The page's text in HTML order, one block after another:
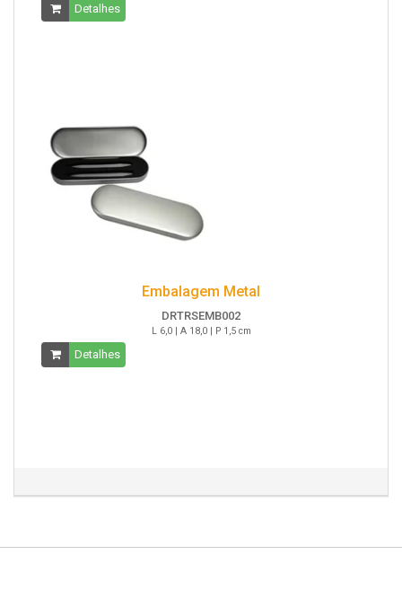
Detalhes
Embalagem Metal
DRTRSEMB002
L 6,0 | A 18,0 | P 1,5 cm
Detalhes